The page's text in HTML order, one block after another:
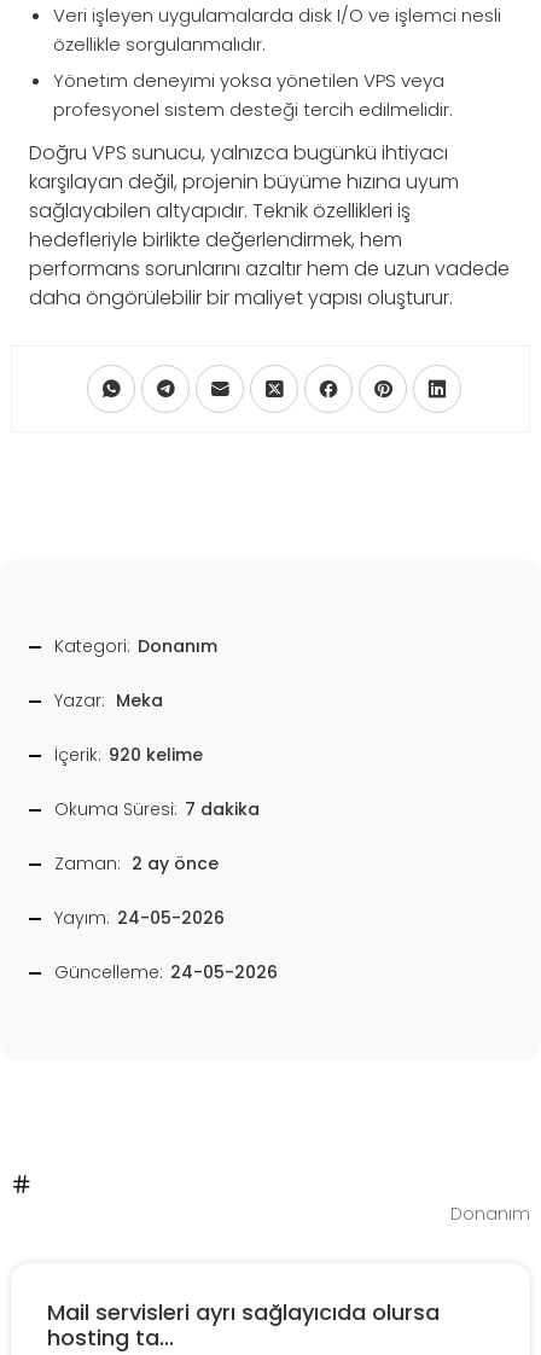
Veri işleyen uygulamalarda disk I/O ve işlemci nesli
özellikle sorgulanmalıdır.
Yönetim deneyimi yoksa yönetilen VPS veya
profesyonel sistem desteği tercih edilmelidir.
Doğru VPS sunucu, yalnızca bugünkü ihtiyacı
karşılayan değil, projenin büyüme hızına uyum
sağlayabilen altyapıdır. Teknik özellikleri iş
hedefleriyle birlikte değerlendirmek, hem
performans sorunlarını azaltır hem de uzun vadede
daha öngörülebilir bir maliyet yapısı oluşturur.
Kategori: Donanım
Yazar: Meka
İçerik: 920 kelime
Okuma Süresi: 7 dakika
Zaman: 2 ay önce
Yayım: 24-05-2026
Güncelleme: 24-05-2026
Donanım
Mail servisleri ayrı sağlayıcıda olursa
hosting ta...